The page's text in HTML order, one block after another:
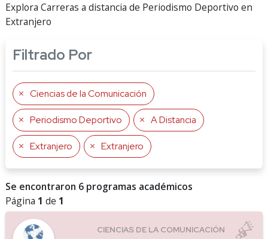
Explora Carreras a distancia de Periodismo Deportivo en
Extranjero
Filtrado Por
Ciencias de la Comunicación
Periodismo Deportivo A Distancia
Extranjero Extranjero
Se encontraron 6 programas académicos
Página 1 de 1